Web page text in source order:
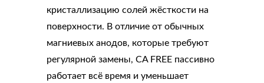
кристаллизацию солей жёсткости на
поверхности. В отличие от обычных
магниевых анодов, которые требуют
регулярной замены, CA FREE пассивно
работает всё время и уменьшает